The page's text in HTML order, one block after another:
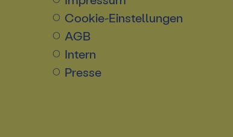
Cookie-Einstellungen
AGB
Intern
Presse